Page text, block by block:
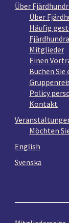
Über
Über
Häufig
Mitglieder
Einen
Buchen Sie
Policy
Kontakt
Möchten
English
Svenska